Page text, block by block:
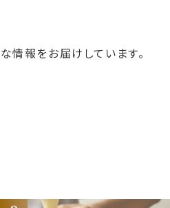
情報をお届けしています。